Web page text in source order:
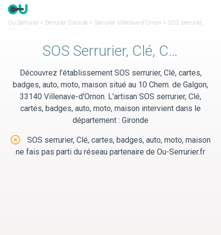
Panneau de gestion des cookies
Ou Serrurier > Serrurier Gironde > Serrurier Villenave-d’Ornon > SOS serrurier,
Clé, cartes, badges, auto, moto, maison
SOS Serrurier, Clé, Cartes, Badges, Auto, Moto, Maison
Découvrez l’établissement SOS serrurier, Clé, cartes,
badges, auto, moto, maison situé au 10 Chem. de Galgon,
33140 Villenave-d'Ornon. L'artisan SOS serrurier, Clé,
cartes, badges, auto, moto, maison intervient dans le
département : Gironde
SOS serrurier, Clé, cartes, badges, auto, moto, maison
ne fais pas parti du réseau partenaire de Ou-Serrurier.fr